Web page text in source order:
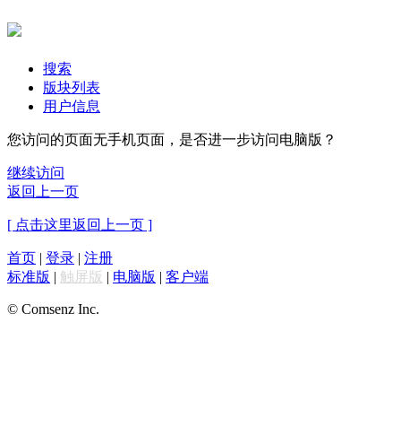
搜索
版块列表
用户信息
您访问的页面无手机页面，是否进一步访问电脑版？
继续访问
返回上一页
[ 点击这里返回上一页 ]
首页 | 登录 | 注册
标准版 | 触屏版 | 电脑版 | 客户端
© Comsenz Inc.